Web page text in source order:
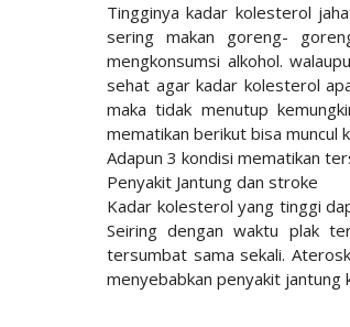
Tingginya kadar kolesterol
sering makan goreng-
mengkonsumsi alkohol.
sehat agar kadar kolesterol
maka tidak menutup
mematikan berikut bisa muncul
Adapun 3 kondisi mematikan
Penyakit Jantung dan stroke
Kadar kolesterol yang tinggi
Seiring dengan waktu plak
tersumbat sama sekali.
menyebabkan penyakit jantung